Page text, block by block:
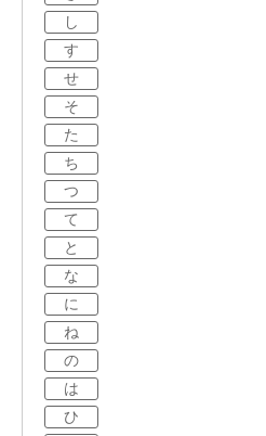
し
す
せ
そ
た
ち
つ
て
と
な
に
ね
の
は
ひ